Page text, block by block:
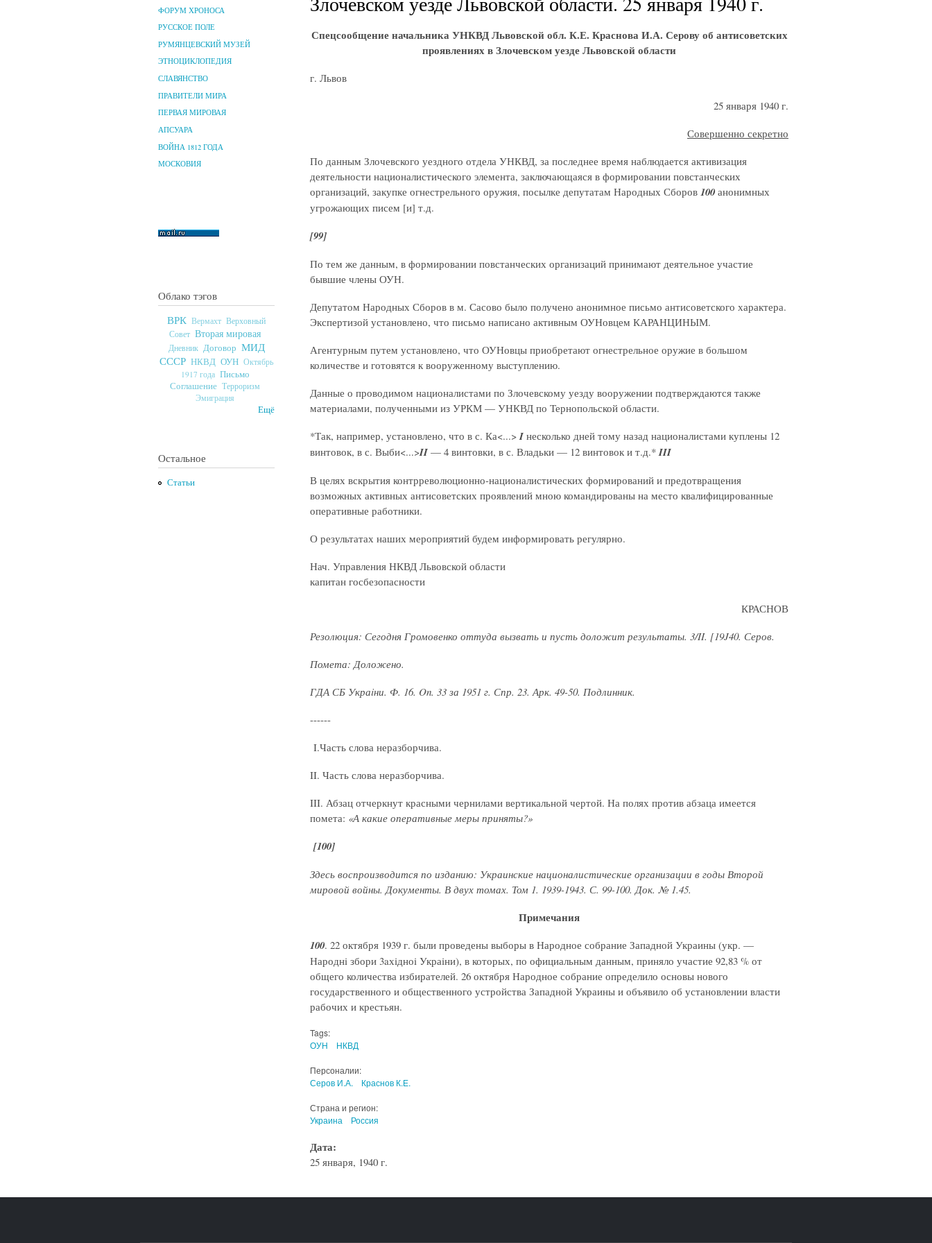
ФОРУМ ХРОНОСА
РУССКОЕ ПОЛЕ
РУМЯНЦЕВСКИЙ МУЗЕЙ
ЭТНОЦИКЛОПЕДИЯ
СЛАВЯНСТВО
ПРАВИТЕЛИ МИРА
ПЕРВАЯ МИРОВАЯ
АПСУАРА
ВОЙНА 1812 ГОДА
МОСКОВИЯ
Облако тэгов
ВРК Вермахт Верховный
Совет Вторая мировая
Дневник Договор МИД
СССР НКВД ОУН Октябрь
1917 года Письмо
Соглашение Терроризм
Эмиграция
Ещё
Остальное
Статьи
Спецсообщение начальника УНКВД Львовской обл. К.Е. Краснова И.А. Серову об антисоветских
проявлениях в Злочевском уезде Львовской области
г. Львов
25 января 1940 г.
Совершенно секретно
По данным Злочевского уездного отдела УНКВД, за последнее время наблюдается активизация
деятельности националистического элемента, заключающаяся в формировании повстанческих
организаций, закупке огнестрельного оружия, посылке депутатам Народных Сборов 100 анонимных
угрожающих писем [и] т.д.
[99]
По тем же данным, в формировании повстанческих организаций принимают деятельное участие
бывшие члены ОУН.
Депутатом Народных Сборов в м. Сасово было получено анонимное письмо антисоветского характера.
Экспертизой установлено, что письмо написано активным ОУНовцем КАРАНЦИНЫМ.
Агентурным путем установлено, что ОУНовцы приобретают огнестрельное оружие в большом
количестве и готовятся к вооруженному выступлению.
Данные о проводимом националистами по Злочевскому уезду вооружении подтверждаются также
материалами, полученными из УРКМ — УНКВД по Тернопольской области.
*Так, например, установлено, что в с. Ка<...> I несколько дней тому назад националистами куплены 12
винтовок, в с. Выби<...>II — 4 винтовки, в с. Владьки — 12 винтовок и т.д.* III
В целях вскрытия контрреволюционно-националистических формирований и предотвращения
возможных активных антисоветских проявлений мною командированы на место квалифицированные
оперативные работники.
О результатах наших мероприятий будем информировать регулярно.
Нач. Управления НКВД Львовской области
капитан госбезопасности
КРАСНОВ
Резолюция: Сегодня Громовенко оттуда вызвать и пусть доложит результаты. 3/II. [19J40. Серов.
Помета: Доложено.
ГДА СБ Украiни. Ф. 16. On. 33 за 1951 г. Спр. 23. Арк. 49-50. Подлинник.
------
I.Часть слова неразборчива.
II. Часть слова неразборчива.
III. Абзац отчеркнут красными чернилами вертикальной чертой. На полях против абзаца имеется
помета: «А какие оперативные меры приняты?»
[100]
Здесь воспроизводится по изданию: Украинские националистические организации в годы Второй
мировой войны. Документы. В двух томах. Том 1. 1939-1943. С. 99-100. Док. № 1.45.
Примечания
100. 22 октября 1939 г. были проведены выборы в Народное собрание Западной Украины (укр. —
Народнi збори 3aхiдноi Украiни), в которых, по официальным данным, приняло участие 92,83 % от
общего количества избирателей. 26 октября Народное собрание определило основы нового
государственного и общественного устройства Западной Украины и объявило об установлении власти
рабочих и крестьян.
Tags:
ОУН
НКВД
Персоналии:
Серов И.А.
Краснов К.Е.
Страна и регион:
Украина
Россия
Дата:
25 января, 1940 г.